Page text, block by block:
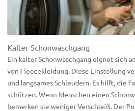
Kalter Schonwaschgang
Ein kalter Schonwaschgang eignet sich
von Fleecekleidung. Diese Einstellung
und langsames Schleudern. Es hilft, die
schützen. Wenn Menschen einen
bemerken sie weniger Verschleiß. Der